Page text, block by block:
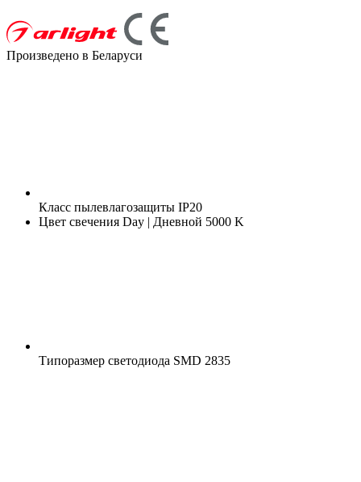
Произведено в Беларуси
Класс пылевлагозащиты IP20
Цвет свечения Day | Дневной 5000 K
Типоразмер светодиода SMD 2835